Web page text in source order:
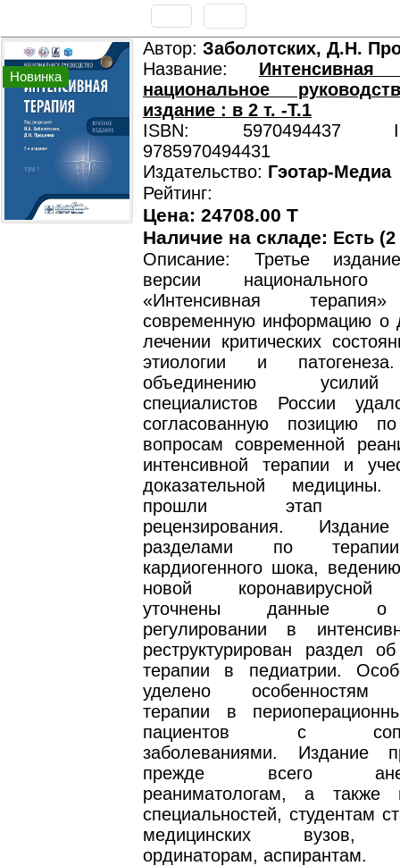
Новинка
Автор: Заболотских, Д.Н.
Название:
национальное
издание : в 2 т. -Т.1
ISBN: 5970494437
9785970494431
Издательство: Гэотар-Медиа
Рейтинг:
Цена: 24708.00 T
Наличие на складе: Есть
Описание: Третье
версии национального
«Интенсивная
современную информацию о
лечении критических
этиологии и
объединению
специалистов России
согласованную позицию
вопросам современной
интенсивной терапии и
доказательной
прошли этап
рецензирования.
разделами по
кардиогенного шока,
новой коронавирусной
уточнены данные о
регулировании в
реструктурирован раздел
терапии в педиатрии.
уделено особенностям
терапии в
пациентов с
заболеваниями. Издание
прежде всего
реаниматологам, а также
специальностей, студентам
медицинских вузов,
ординаторам, аспирантам.